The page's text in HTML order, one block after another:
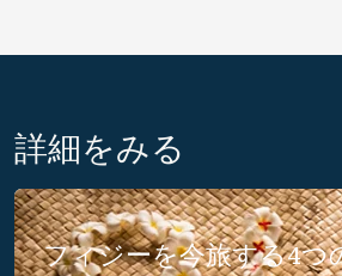
詳細をみる
フィジーを今旅する4つ